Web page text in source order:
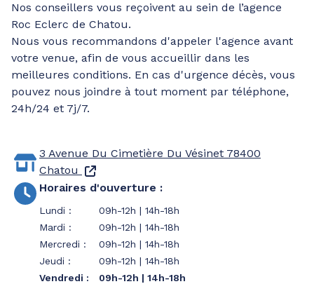
Nos conseillers vous reçoivent au sein de l’agence
Roc Eclerc de Chatou.
Nous vous recommandons d'appeler l'agence avant
votre venue, afin de vous accueillir dans les
meilleures conditions. En cas d'urgence décès, vous
pouvez nous joindre à tout moment par téléphone,
24h/24 et 7j/7.
3 Avenue Du Cimetière Du Vésinet 78400
Chatou
Horaires d'ouverture :
Lundi :
09h-12h | 14h-18h
Mardi :
09h-12h | 14h-18h
Mercredi :
09h-12h | 14h-18h
Jeudi :
09h-12h | 14h-18h
Vendredi :
09h-12h | 14h-18h